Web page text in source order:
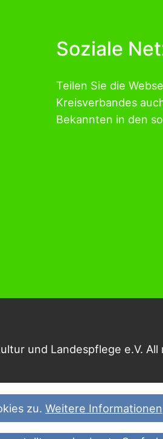
Soziale
Teilen Sie die
Kreisverbandes
Bekannten in den
und Landespflege e.V. All
zu. Weitere Informationen